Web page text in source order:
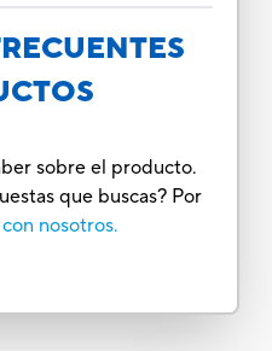
sobre el producto.
que buscas? Por
nosotros.